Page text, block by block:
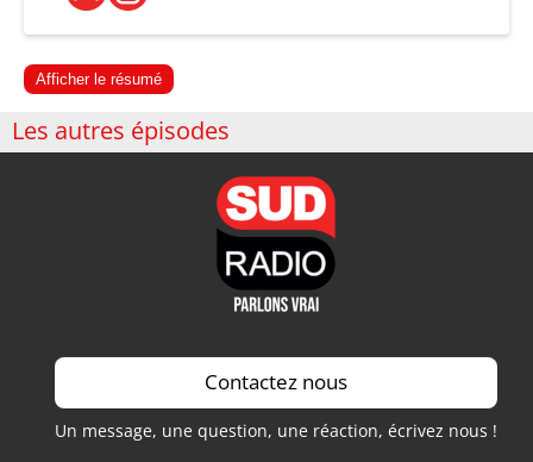
Afficher le résumé
Les autres épisodes
Contactez nous
Un message, une question, une réaction, écrivez nous !